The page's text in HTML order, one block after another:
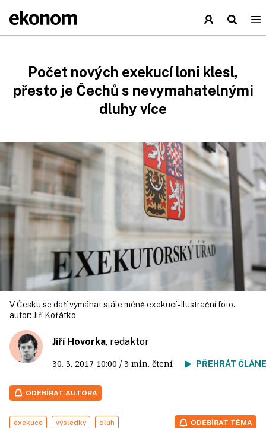
Počet nových exekucí loni klesl,
přesto je Čechů s nevymahatelnými
dluhy více
V Česku se daří vymáhat stále méně exekucí - Ilustrační foto.
autor: Jiří Koťátko
Jiří Hovorka, redaktor
30. 3. 2017 10:00 / 3 min. čtení PŘEHRÁT
ODEBÍRAT AUTORA
exekuce výsledky dluh ODEBÍRAT TÉMA